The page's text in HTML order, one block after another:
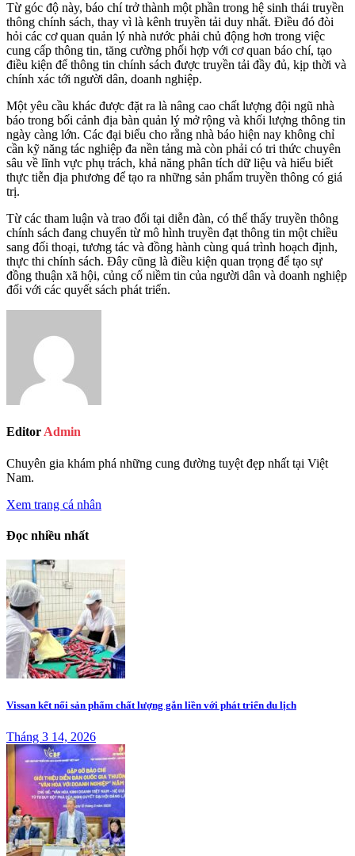
Từ góc độ này, báo chí trở thành một phần trong hệ sinh thái truyền
thông chính sách, thay vì là kênh truyền tải duy nhất. Điều đó đòi
hỏi các cơ quan quản lý nhà nước phải chủ động hơn trong việc
cung cấp thông tin, tăng cường phối hợp với cơ quan báo chí, tạo
điều kiện để thông tin chính sách được truyền tải đầy đủ, kịp thời và
chính xác tới người dân, doanh nghiệp.
Một yêu cầu khác được đặt ra là nâng cao chất lượng đội ngũ nhà
báo trong bối cảnh địa bàn quản lý mở rộng và khối lượng thông tin
ngày càng lớn. Các đại biểu cho rằng nhà báo hiện nay không chỉ
cần kỹ năng tác nghiệp đa nền tảng mà còn phải có tri thức chuyên
sâu về lĩnh vực phụ trách, khả năng phân tích dữ liệu và hiểu biết
thực tiễn địa phương để tạo ra những sản phẩm truyền thông có giá
trị.
Từ các tham luận và trao đổi tại diễn đàn, có thể thấy truyền thông
chính sách đang chuyển từ mô hình truyền đạt thông tin một chiều
sang đối thoại, tương tác và đồng hành cùng quá trình hoạch định,
thực thi chính sách. Đây cũng là điều kiện quan trọng để tạo sự
đồng thuận xã hội, củng cố niềm tin của người dân và doanh nghiệp
đối với các quyết sách phát triển.
EditorAdmin
Chuyên gia khám phá những cung đường tuyệt đẹp nhất tại Việt
Nam.
Xem trang cá nhân
Đọc nhiều nhất
Vissan kết nối sản phẩm chất lượng gắn liền với phát triển du lịch
Tháng 3 14, 2026